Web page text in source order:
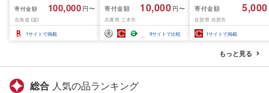
寄付金額 100,000 円〜
北海道 (道)
1サイトで掲載
寄付金額
10,000 円〜
兵庫県 三木市
9サイトで比較
寄付金額 5,000
佐賀県 佐賀市
1サイトで掲載
もっと見る
総合 人気の品ランキング